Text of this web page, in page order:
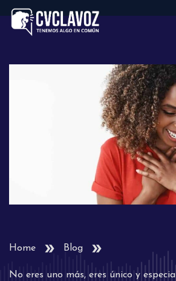
Home Blog
No eres uno más, eres único y especial